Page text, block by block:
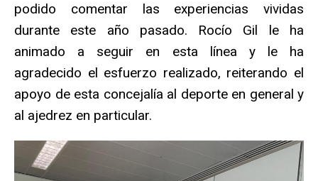
podido comentar las experiencias vividas
durante este año pasado. Rocío Gil le ha
animado a seguir en esta línea y le ha
agradecido el esfuerzo realizado, reiterando el
apoyo de esta concejalía al deporte en general y
al ajedrez en particular.